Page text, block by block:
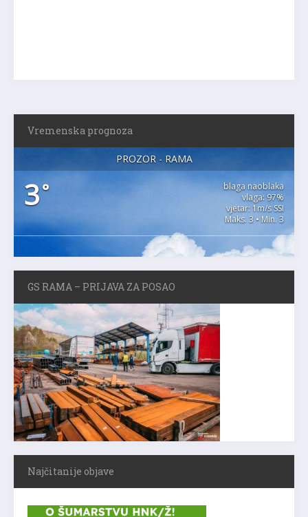
Vremenska prognoza
PROZOR - RAMA
3°
blaga naoblaka
vlaga: 97%
vjetar: 1m/s SSI
Maks. 3 • Min. 3
GS RAMA – PRIJAVA ZA POSAO
Najčitanije objave